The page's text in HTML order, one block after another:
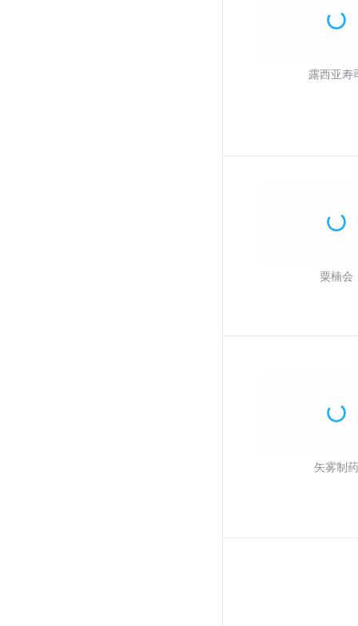
露西亚寿
粟楠会
矢雾制药